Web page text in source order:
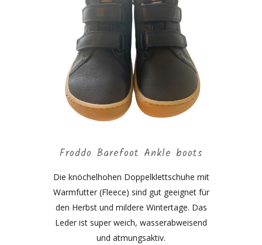
Froddo Barefoot Ankle boots
Die knöchelhohen Doppelklettschuhe mit
Warmfutter (Fleece) sind gut geeignet für
den Herbst und mildere Wintertage. Das
Leder ist super weich, wasserabweisend
und atmungsaktiv.